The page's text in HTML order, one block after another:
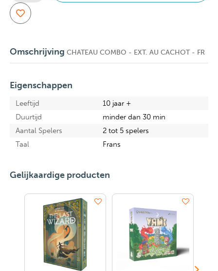
Omschrijving CHATEAU COMBO - EXT. AU CACHOT - FR
Eigenschappen
Leeftijd
10 jaar +
Duurtijd
minder dan 30 min
Aantal Spelers
2 tot 5 spelers
Taal
Frans
Gelijkaardige producten